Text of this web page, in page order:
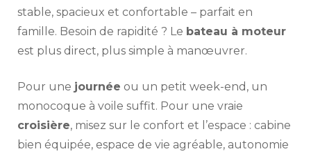
stable, spacieux et confortable – parfait en
famille. Besoin de rapidité ? Le bateau à moteur
est plus direct, plus simple à manœuvrer.
Pour une journée ou un petit week-end, un
monocoque à voile suffit. Pour une vraie
croisière, misez sur le confort et l’espace : cabine
bien équipée, espace de vie agréable, autonomie